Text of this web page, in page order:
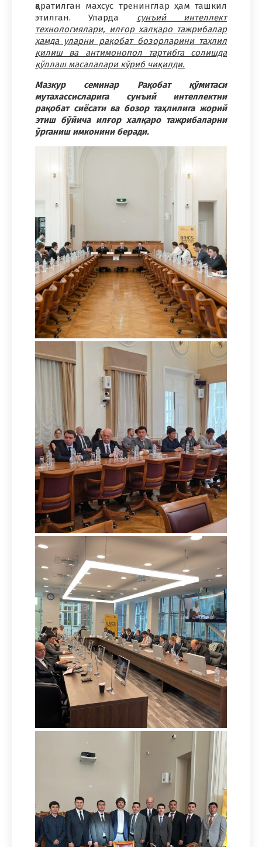
қаратилган махсус тренинглар ҳам ташкил
этилган. Уларда сунъий интеллект
технологиялари, илғор халқаро тажрибалар
ҳамда уларни рақобат бозорларини таҳлил
қилиш ва антимонопол тартибга солишда
қўллаш масалалари кўриб чиқилди.
Мазкур семинар Рақобат қўмитаси
мутахассисларига сунъий интеллектни
рақобат сиёсати ва бозор таҳлилига жорий
этиш бўйича илғор халқаро тажрибаларни
ўрганиш имконини беради.